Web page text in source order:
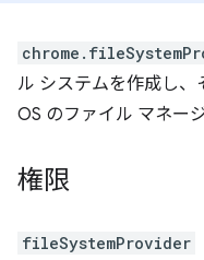
ル システムを作成し
OS のファイル マネー
権限
fileSystemProvider